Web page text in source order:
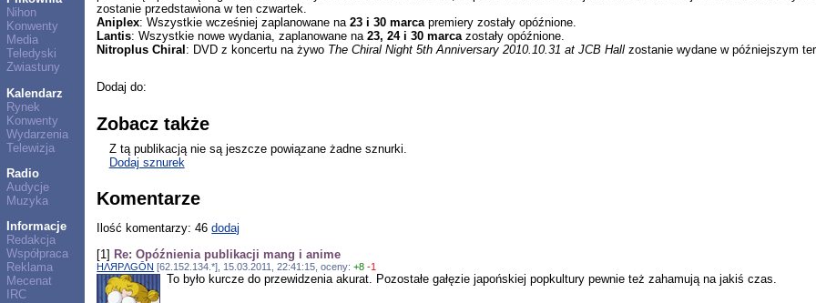
Nihon
Konwenty
Media
Teledyski
Zwiastuny
Kalendarz
Rynek
Konwenty
Wydarzenia
Telewizja
Radio
Audycje
Muzyka
Informacje
Redakcja
Współpraca
Reklama
Mecenat
IRC
zostanie przedstawiona w ten czwartek.
Aniplex: Wszystkie wcześniej zaplanowane na23 i 30 marca premiery zostały opóźnione.
Lantis: Wszystkie nowe wydania, zaplanowane na23, 24 i 30 marca zostały opóźnione.
Nitroplus Chiral: DVD z koncertu na żywo The Chiral Night 5th Anniversary 2010.10.31 at JCB Hall zostanie wydane w późniejszym
Dodaj do:
Zobacz także
Z tą publikacją nie są jeszcze powiązane żadne sznurki.
Dodaj sznurek
Komentarze
Ilość komentarzy: 46dodaj
[1] Re: Opóźnienia publikacji mang i anime
HΛЯPΛGŌN [62.152.134.*], 15.03.2011, 22:41:15, oceny:+8 -1
To było kurcze do przewidzenia akurat. Pozostałe gałęzie japońskiej popkultury pewnie też zahamują na jakiś czas.